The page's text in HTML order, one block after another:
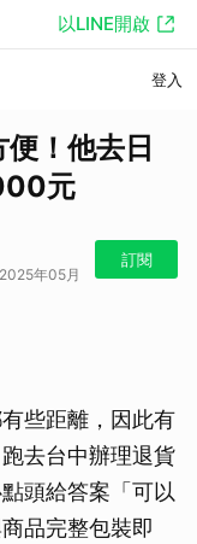
以LINE開啟
登入
！他去日
元
年05月
訂閱
些距離，因此有
去台中辦理退貨
頭給答案「可以
品完整包裝即